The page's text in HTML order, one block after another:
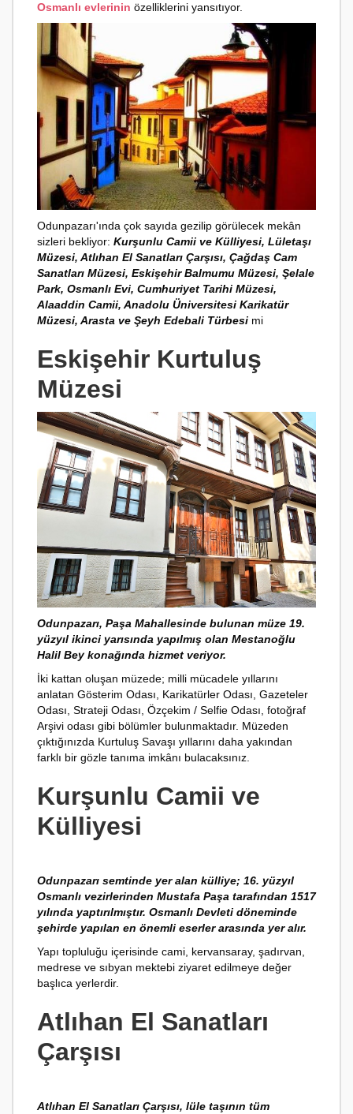
Osmanlı evlerinin özelliklerini yansıtıyor.
Odunpazarı'ında çok sayıda gezilip görülecek mekân
sizleri bekliyor: Kurşunlu Camii ve Külliyesi, Lületaşı
Müzesi, Atlıhan El Sanatları Çarşısı, Çağdaş Cam
Sanatları Müzesi, Eskişehir Balmumu Müzesi, Şelale
Park, Osmanlı Evi, Cumhuriyet Tarihi Müzesi,
Alaaddin Camii, Anadolu Üniversitesi Karikatür
Müzesi, Arasta ve Şeyh Edebali Türbesi mi
Eskişehir Kurtuluş
Müzesi
Odunpazarı, Paşa Mahallesinde bulunan müze 19.
yüzyıl ikinci yarısında yapılmış olan Mestanoğlu
Halil Bey konağında hizmet veriyor.
İki kattan oluşan müzede; milli mücadele yıllarını
anlatan Gösterim Odası, Karikatürler Odası, Gazeteler
Odası, Strateji Odası, Özçekim / Selfie Odası, fotoğraf
Arşivi odası gibi bölümler bulunmaktadır. Müzeden
çıktığınızda Kurtuluş Savaşı yıllarını daha yakından
farklı bir gözle tanıma imkânı bulacaksınız.
Kurşunlu Camii ve
Külliyesi
Odunpazarı semtinde yer alan külliye; 16. yüzyıl
Osmanlı vezirlerinden Mustafa Paşa tarafından 1517
yılında yaptırılmıştır. Osmanlı Devleti döneminde
şehirde yapılan en önemli eserler arasında yer alır.
Yapı topluluğu içerisinde cami, kervansaray, şadırvan,
medrese ve sıbyan mektebi ziyaret edilmeye değer
başlıca yerlerdir.
Atlıhan El Sanatları
Çarşısı
Atlıhan El Sanatları Çarşısı, lüle taşının tüm